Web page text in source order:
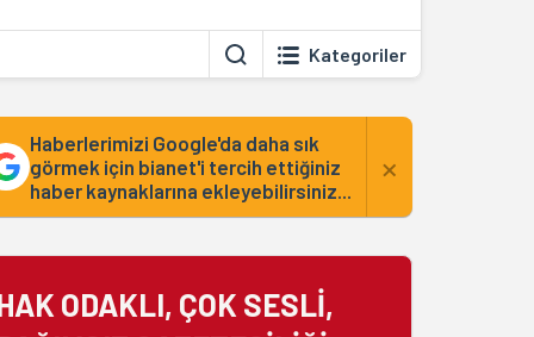
Kategoriler
Haberlerimizi Google'da daha sık
görmek için bianet'i tercih ettiğiniz
haber kaynaklarına ekleyebilirsiniz...
×
ODAKLI, ÇOK SESLİ,